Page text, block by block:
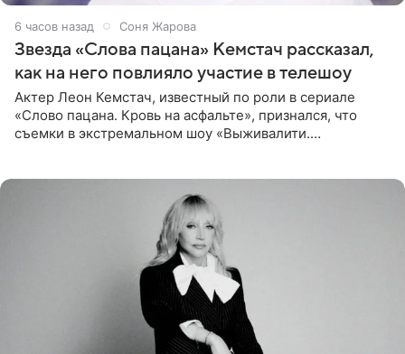
6 часов назад Соня Жарова
Звезда «Слова пацана» Кемстач рассказал,
как на него повлияло участие в телешоу
Актер Леон Кемстач, известный по роли в сериале
«Слово пацана. Кровь на асфальте», признался, что
съемки в экстремальном шоу «Выживалити.